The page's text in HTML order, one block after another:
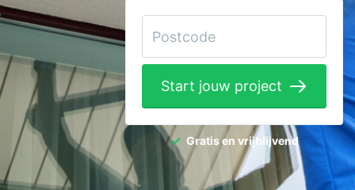
Dakwerken
Elektricien
Gevelwerken
Glas
Hekwerken
Start jouw project
Gratis en vrijblijvend